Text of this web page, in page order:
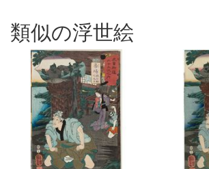
類似の浮世絵